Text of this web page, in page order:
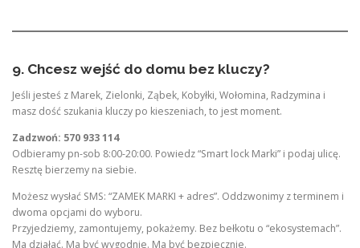
9. Chcesz wejść do domu bez kluczy?
Jeśli jesteś z Marek, Zielonki, Ząbek, Kobyłki, Wołomina, Radzymina i
masz dość szukania kluczy po kieszeniach, to jest moment.
Zadzwoń: 570 933 114
Odbieramy pn-sob 8:00-20:00. Powiedz “Smart lock Marki” i podaj ulicę.
Resztę bierzemy na siebie.
Możesz wysłać SMS: “ZAMEK MARKI + adres”. Oddzwonimy z terminem i
dwoma opcjami do wyboru.
Przyjedziemy, zamontujemy, pokażemy. Bez bełkotu o “ekosystemach”.
Ma działać. Ma być wygodnie. Ma być bezpiecznie.